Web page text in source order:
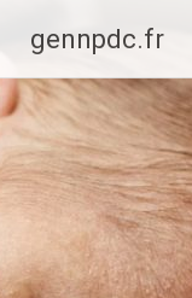
contenu
principal
gennpdc.fr